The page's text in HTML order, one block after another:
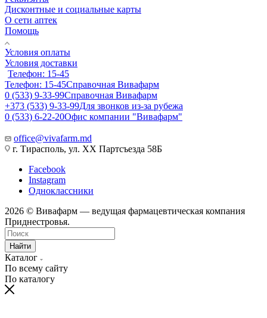
Дисконтные и социальные карты
О сети аптек
Помощь
Условия оплаты
Условия доставки
Телефон: 15-45
Телефон: 15-45Справочная Вивафарм
0 (533) 9-33-99Справочная Вивафарм
+373 (533) 9-33-99Для звонков из-за рубежа
0 (533) 6-22-20Офис компании "Вивафарм"
office@vivafarm.md
г. Тирасполь, ул. ХХ Партсъезда 58Б
Facebook
Instagram
Одноклассники
2026 © Вивафарм — ведущая фармацевтическая компания
Приднестровья.
Найти
Каталог
По всему сайту
По каталогу